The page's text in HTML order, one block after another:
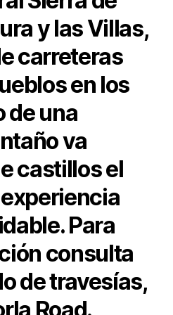
y las Villas,
carreteras
en los
de una
va
castillos el
Para
consulta
de travesías,
Road.